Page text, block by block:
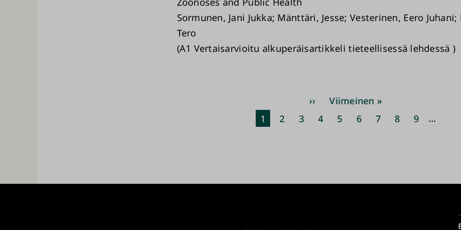
Sormunen, Jani Jukka; Mänttäri, Jesse; Vesterinen, Eero Juhani;
Tero
(A1 Vertaisarvioitu alkuperäisartikkeli tieteellisessä lehdessä )
SivutusSeuraava
sivu
››
Viimeinen
sivu
Viimeinen »
Nykyinen
1 Sivu
2 Sivu
3 Sivu
4 Sivu
5 Sivu
6 Sivu
7 Sivu
8 Sivu
9 …